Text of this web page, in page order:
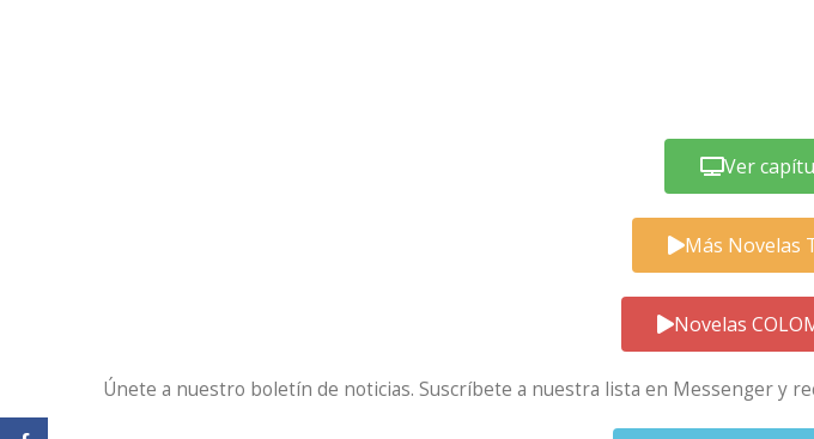
Ver
Más Novelas
Novelas
Únete a nuestro boletín de noticias. Suscríbete a nuestra lista en Messenger y